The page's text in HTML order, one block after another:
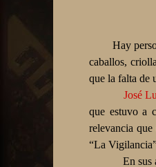
Hay
caballos,
que la falta de
José
que estuvo a
relevancia
“La
En sus